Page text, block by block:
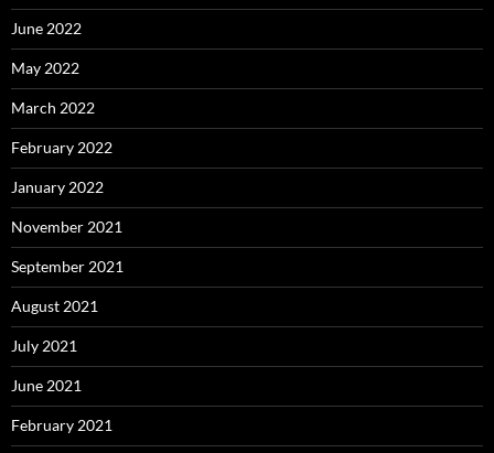
June 2022
May 2022
March 2022
February 2022
January 2022
November 2021
September 2021
August 2021
July 2021
June 2021
February 2021